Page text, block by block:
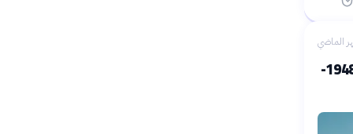
الماضي
الجغرافيا السياسية للمياه في الشرق الأوسط وشمال إفريقيا (1948-